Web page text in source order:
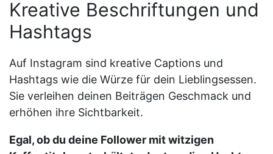
Kreative Beschriftungen und
Hashtags
Auf Instagram sind kreative Captions und
Hashtags wie die Würze für dein Lieblingsessen.
Sie verleihen deinen Beiträgen Geschmack und
erhöhen ihre Sichtbarkeit.
Egal, ob du deine Follower mit witzigen